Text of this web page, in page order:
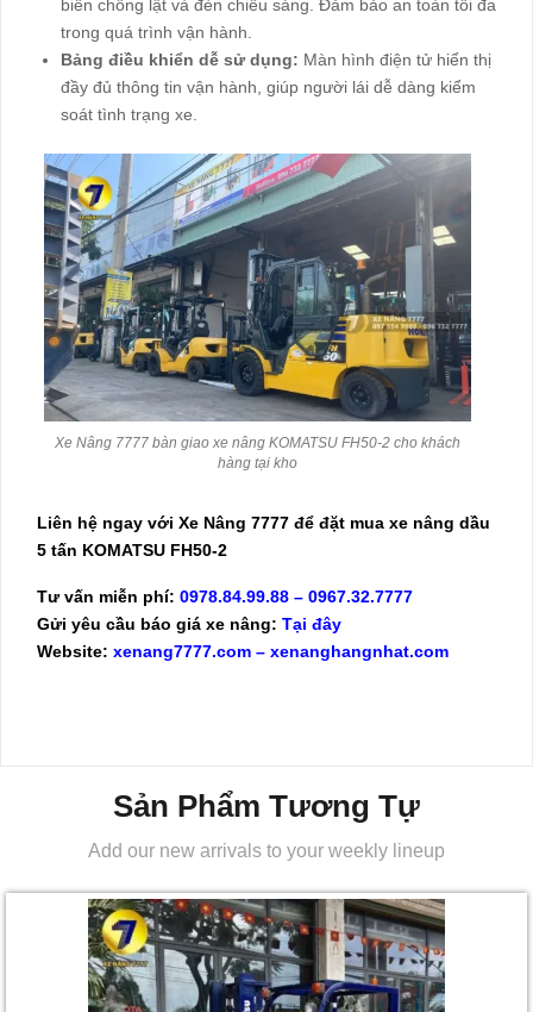
biến chống lật và đèn chiếu sáng. Đảm bảo an toàn tối đa
trong quá trình vận hành.
Bảng điều khiển dễ sử dụng: Màn hình điện tử hiển thị
đầy đủ thông tin vận hành, giúp người lái dễ dàng kiểm
soát tình trạng xe.
Xe Nâng 7777 bàn giao xe nâng KOMATSU FH50-2 cho khách
hàng tại kho
Liên hệ ngay với Xe Nâng 7777 để đặt mua xe nâng dầu
5 tấn KOMATSU FH50-2
Tư vấn miễn phí: 0978.84.99.88 – 0967.32.7777
Gửi yêu cầu báo giá xe nâng: Tại đây
Website: xenang7777.com – xenanghangnhat.com
Sản Phẩm Tương Tự
Add our new arrivals to your weekly lineup